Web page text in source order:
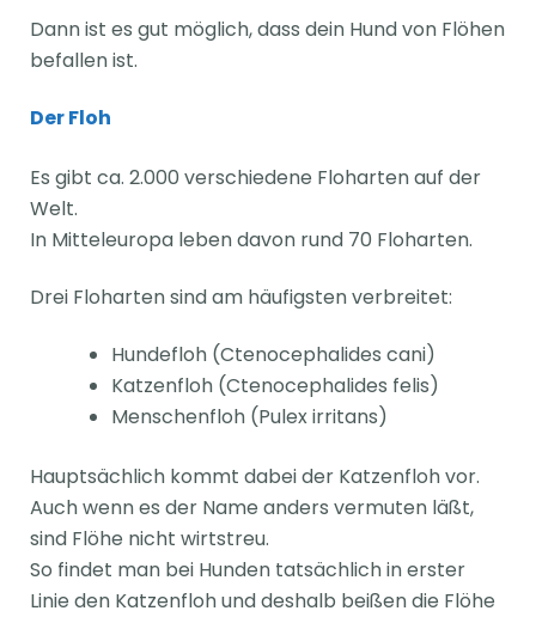
Dann ist es gut möglich, dass dein Hund von Flöhen
befallen ist.
Der Floh
Es gibt ca. 2.000 verschiedene Floharten auf der
Welt.
In Mitteleuropa leben davon rund 70 Floharten.
Drei Floharten sind am häufigsten verbreitet:
Hundefloh (Ctenocephalides cani)
Katzenfloh (Ctenocephalides felis)
Menschenfloh (Pulex irritans)
Hauptsächlich kommt dabei der Katzenfloh vor.
Auch wenn es der Name anders vermuten läßt,
sind Flöhe nicht wirtstreu.
So findet man bei Hunden tatsächlich in erster
Linie den Katzenfloh und deshalb beißen die Flöhe